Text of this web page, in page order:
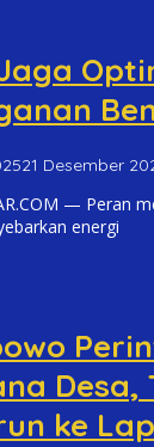
21 Desember
— Peran
energi
Desa,
ke